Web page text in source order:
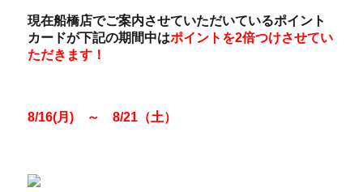
現在船橋店でご案内させていただいているポイント
カードが下記の期間中はポイントを2倍つけさせてい
ただきます！
8/16(月) ～ 8/21（土）